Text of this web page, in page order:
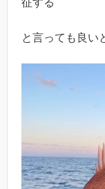
征する
と言っても良い